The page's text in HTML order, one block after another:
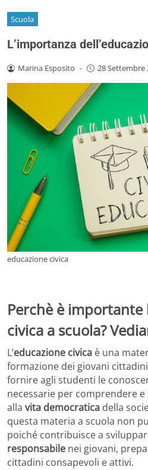
Scuola
L’importanza
Marina Esposito - 28 Settembre
educazione civica
Perchè è importante
civica a scuola?
L’educazione civica è una
formazione dei giovani
fornire agli studenti le
necessarie per comprendere
alla vita democratica della
questa materia a scuola non
poiché contribuisce a
responsabile nei giovani,
cittadini consapevoli e attivi.